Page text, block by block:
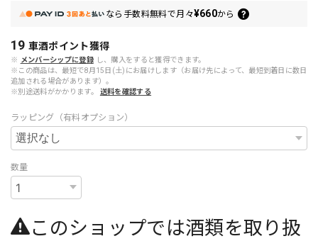
なら 手数料無料で月々¥660から
19 車酒ポイント獲得
※ メンバーシップに登録 し、購入をすると獲得できます。
※この商品は、最短で8月15日(土)にお届けします（お届け先によって、最短到着日に数日
追加される場合があります）。
※別途送料がかかります。
送料を確認する
ラッピング（有料オプション）
数量
このショップでは酒類を取り扱